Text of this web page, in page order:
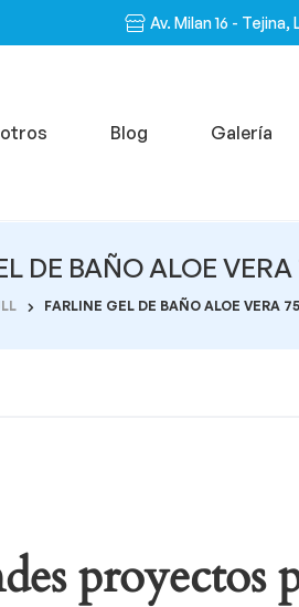
Av. Milan 16 -
Blog Galería
DE BAÑO ALOE
FARLINE GEL DE BAÑO ALOE VERA
proyectos